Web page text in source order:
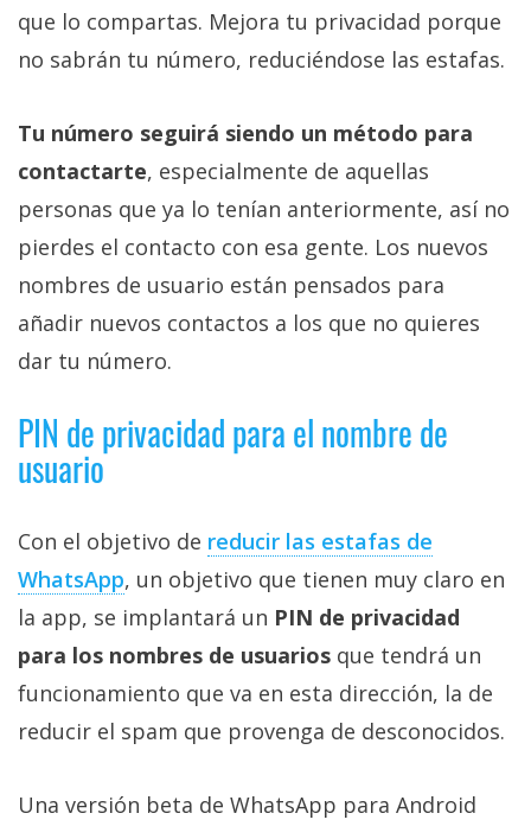
que lo compartas. Mejora tu privacidad porque
no sabrán tu número, reduciéndose las estafas.
Tu número seguirá siendo un método para
contactarte, especialmente de aquellas
personas que ya lo tenían anteriormente, así no
pierdes el contacto con esa gente. Los nuevos
nombres de usuario están pensados para
añadir nuevos contactos a los que no quieres
dar tu número.
PIN de privacidad para el nombre de
usuario
Con el objetivo de reducir las estafas de
WhatsApp, un objetivo que tienen muy claro en
la app, se implantará un PIN de privacidad
para los nombres de usuarios que tendrá un
funcionamiento que va en esta dirección, la de
reducir el spam que provenga de desconocidos.
Una versión beta de WhatsApp para Android